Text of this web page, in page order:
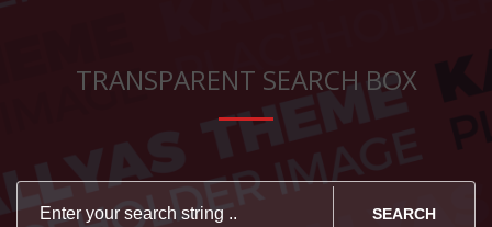
TRANSPARENT SEARCH BOX
SEARCH